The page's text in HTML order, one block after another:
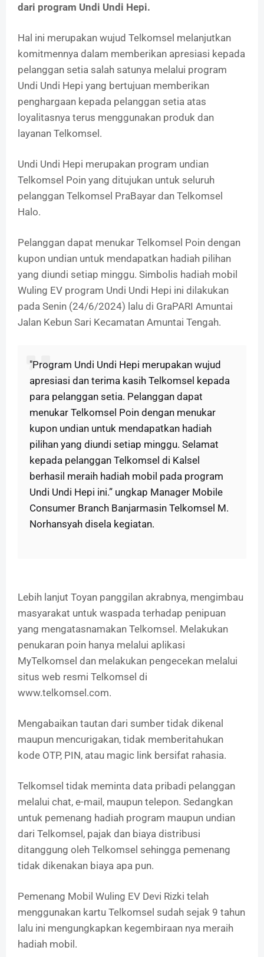
dari program Undi Undi Hepi.
Hal ini merupakan wujud Telkomsel melanjutkan
komitmennya dalam memberikan apresiasi kepada
pelanggan setia salah satunya melalui program
Undi Undi Hepi yang bertujuan memberikan
penghargaan kepada pelanggan setia atas
loyalitasnya terus menggunakan produk dan
layanan Telkomsel.
Undi Undi Hepi merupakan program undian
Telkomsel Poin yang ditujukan untuk seluruh
pelanggan Telkomsel PraBayar dan Telkomsel
Halo.
Pelanggan dapat menukar Telkomsel Poin dengan
kupon undian untuk mendapatkan hadiah pilihan
yang diundi setiap minggu. Simbolis hadiah mobil
Wuling EV program Undi Undi Hepi ini dilakukan
pada Senin (24/6/2024) lalu di GraPARI Amuntai
Jalan Kebun Sari Kecamatan Amuntai Tengah.
"Program Undi Undi Hepi merupakan wujud
apresiasi dan terima kasih Telkomsel kepada
para pelanggan setia. Pelanggan dapat
menukar Telkomsel Poin dengan menukar
kupon undian untuk mendapatkan hadiah
pilihan yang diundi setiap minggu. Selamat
kepada pelanggan Telkomsel di Kalsel
berhasil meraih hadiah mobil pada program
Undi Undi Hepi ini.” ungkap Manager Mobile
Consumer Branch Banjarmasin Telkomsel M.
Norhansyah disela kegiatan.
Lebih lanjut Toyan panggilan akrabnya, mengimbau
masyarakat untuk waspada terhadap penipuan
yang mengatasnamakan Telkomsel. Melakukan
penukaran poin hanya melalui aplikasi
MyTelkomsel dan melakukan pengecekan melalui
situs web resmi Telkomsel di
www.telkomsel.com.
Mengabaikan tautan dari sumber tidak dikenal
maupun mencurigakan, tidak memberitahukan
kode OTP, PIN, atau magic link bersifat rahasia.
Telkomsel tidak meminta data pribadi pelanggan
melalui chat, e-mail, maupun telepon. Sedangkan
untuk pemenang hadiah program maupun undian
dari Telkomsel, pajak dan biaya distribusi
ditanggung oleh Telkomsel sehingga pemenang
tidak dikenakan biaya apa pun.
Pemenang Mobil Wuling EV Devi Rizki telah
menggunakan kartu Telkomsel sudah sejak 9 tahun
lalu ini mengungkapkan kegembiraan nya meraih
hadiah mobil.